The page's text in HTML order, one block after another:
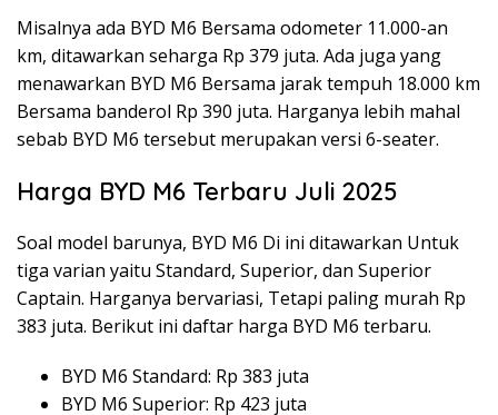
Misalnya ada BYD M6 Bersama odometer 11.000-an
km, ditawarkan seharga Rp 379 juta. Ada juga yang
menawarkan BYD M6 Bersama jarak tempuh 18.000 km
Bersama banderol Rp 390 juta. Harganya lebih mahal
sebab BYD M6 tersebut merupakan versi 6-seater.
Harga BYD M6 Terbaru Juli 2025
Soal model barunya, BYD M6 Di ini ditawarkan Untuk
tiga varian yaitu Standard, Superior, dan Superior
Captain. Harganya bervariasi, Tetapi paling murah Rp
383 juta. Berikut ini daftar harga BYD M6 terbaru.
BYD M6 Standard: Rp 383 juta
BYD M6 Superior: Rp 423 juta